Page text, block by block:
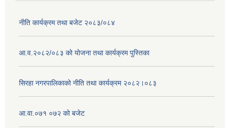
नीति कार्यक्रम तथा बजेट २०८३/०८४
आ.व.२०८२/०८३ को योजना तथा कार्यक्रम पुस्तिका
सिरहा नगरपालिकाको नीति तथा कार्यक्रम २०८२।०८३
आ.वा.०७१ ०७२ को बजेट